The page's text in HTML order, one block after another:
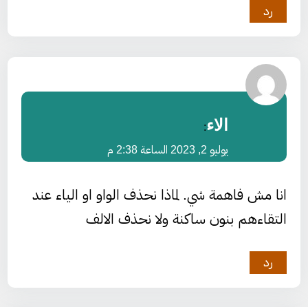
رد
الاء:
يوليو 2, 2023 الساعة 2:38 م
انا مش فاهمة شي. لماذا نحذف الواو او الياء عند
التقاءهم بنون ساكنة ولا نحذف الالف
رد